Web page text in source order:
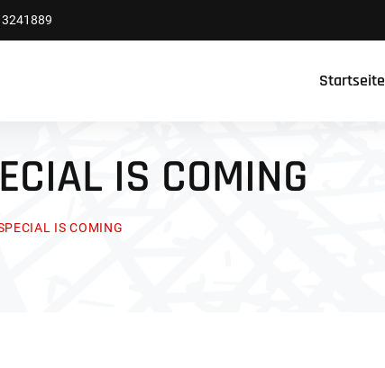
Startseite
IS COMING
IS COMING